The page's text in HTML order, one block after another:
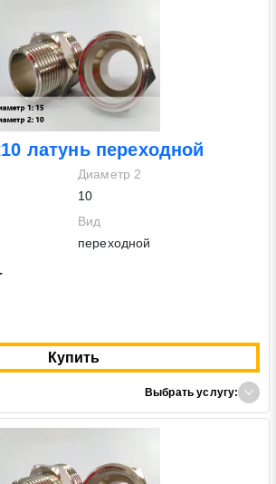
Поиск
латунь переходной
Диаметр 2
10
Вид
переходной
Купить
Выбрать услугу: